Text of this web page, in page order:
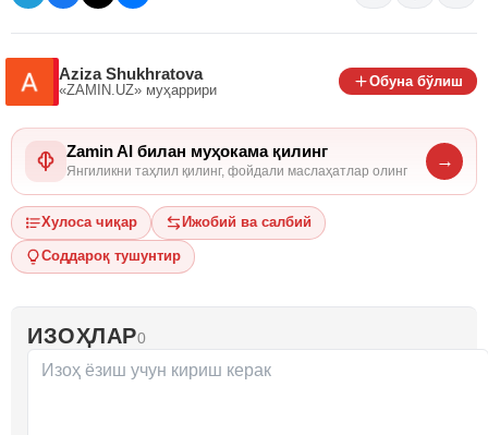
Aziza Shukhratova
«ZAMIN.UZ» муҳаррири
Обуна бўлиш
Zamin AI билан муҳокама қилинг
Янгиликни таҳлил қилинг, фойдали маслаҳатлар олинг
→
Хулоса чиқар Ижобий ва салбий
Соддароқ тушунтир
ИЗОҲЛАР0